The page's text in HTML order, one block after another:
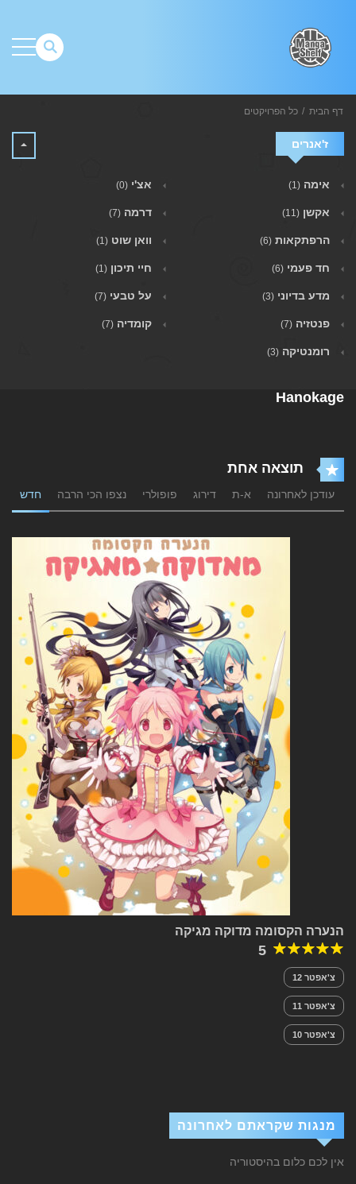
דף הבית כל הפרויקטים
ז'אנרים
אימה (1) אצ'י (0)
אקשן (11) דרמה (7)
הרפתקאות (6) וואן שוט (1)
חד פעמי (6) חיי תיכון (1)
מדע בדיוני (3) על טבעי (7)
פנטזיה (7) קומדיה (7)
רומנטיקה (3)
Hanokage
תוצאה אחת
עודכן לאחרונה א-ת דירוג פופולרי נצפו הכי הרבה חדש
הנערה הקסומה מדוקה מגיקה
5
צ'אפטר 12
צ'אפטר 11
צ'אפטר 10
מנגות שקראתם לאחרונה
אין לכם כלום בהיסטוריה